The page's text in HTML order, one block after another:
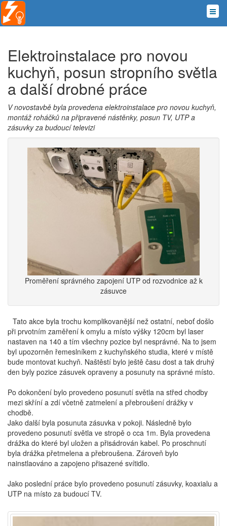
Elektroinstalace pro novou
kuchyň, posun stropního světla
a další drobné práce
V novostavbě byla provedena elektroinstalace pro novou kuchyň,
montáž roháčků na připravené nástěnky, posun TV, UTP a
zásuvky za budoucí televizi
Proměření správného zapojení UTP od rozvodnice až k
zásuvce
Tato akce byla trochu komplikovanější než ostatní, neboť došlo
při prvotním zaměření k omylu a místo výšky 120cm byl laser
nastaven na 140 a tím všechny pozice byl nesprávné. Na to jsem
byl upozorněn řemeslníkem z kuchyňského studia, které v místě
bude montovat kuchyň. Naštěstí bylo ještě času dost a tak druhý
den byly pozice zásuvek opraveny a posunuty na správné místo.
Po dokončení bylo provedeno posunutí světla na střed chodby
mezi skříní a zdí včetně zatmelení a přebroušení drážky v
chodbě.
Jako další byla posunuta zásuvka v pokoji. Následně bylo
provedeno posunutí světla ve stropě o cca 1m. Byla provedena
drážka do které byl uložen a přisádrován kabel. Po proschnutí
byla drážka přetmelena a přebroušena. Zároveň bylo
nainstlaováno a zapojeno přisazené svítidlo.
Jako poslední práce bylo provedeno posunutí zásuvky, koaxialu a
UTP na místo za budoucí TV.